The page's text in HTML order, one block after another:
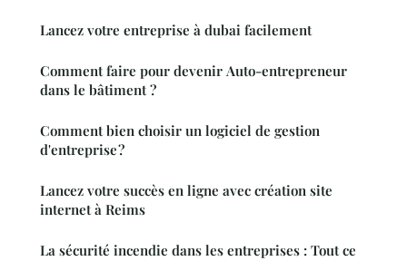
Lancez votre entreprise à dubai facilement
Comment faire pour devenir Auto-entrepreneur
dans le bâtiment ?
Comment bien choisir un logiciel de gestion
d'entreprise ?
Lancez votre succès en ligne avec création site
internet à Reims
La sécurité incendie dans les entreprises : Tout ce